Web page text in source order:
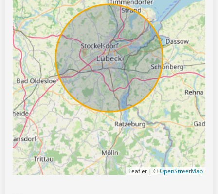
Leaflet | ©OpenStreetMap